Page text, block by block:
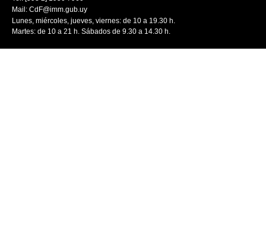
Mail: CdF@imm.gub.uy
Lunes, miércoles, jueves, viernes: de 10 a 19.30 h.
Martes: de 10 a 21 h. Sábados de 9.30 a 14.30 h.